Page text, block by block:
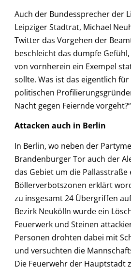
Auch der Bundessprecher der
Leipziger Stadtrat, Michael
Twitter das Vorgehen der
beschleicht das dumpfe
von vornherein ein Exempel
sollte. Was ist das eigentlich
politischen
Nacht gegen Feiernde vorgeht?“
Attacken auch in Berlin
In Berlin, wo neben der
Brandenburger Tor auch der
das Gebiet um die Pallasstraße
Böllerverbotszonen erklärt
zu insgesamt 24 Übergriffen
Bezirk Neukölln wurde ein
Feuerwerk und Steinen
Personen drohten dabei mit
und versuchten die
Die Feuerwehr der Hauptstadt